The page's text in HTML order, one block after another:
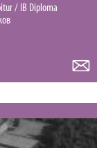
/ IB Diploma